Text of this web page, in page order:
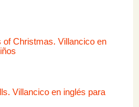
of Christmas. Villancico en
Villancico en inglés para